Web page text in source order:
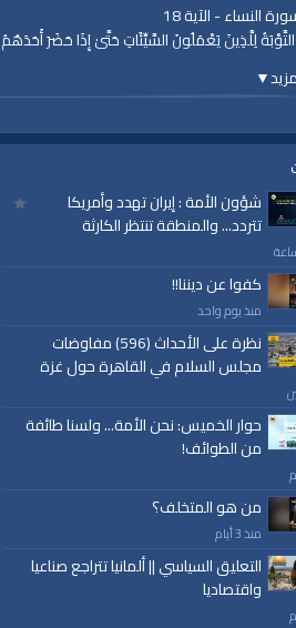
▼
النساء - الآية 18
لِلَّذِينَ يَعْمَلُونَ السَّيِّئَاتِ حَتَّىٰ إِذَا حَضَرَ أَحَدَهُمُ
مخارزة
https://youtu.be/
انحياز إلى مبدأ الأمة
alwaqiyahtube |
»دروس في التفسير
»دروس في التفسير»تفسير سورة النساء
قناة|الواقية،|انحياز|
أناشيد|دروس
شؤون الأمة : إيران تهدد وأمريكا
تتردد... والمنطقة تنتظر الكارثة
كفوا عن ديننا!!
منذ يوم واحد
نظرة على الأحداث (596) مفاوضات
مجلس السلام في القاهرة حول غزة
حوار الخميس: نحن الأمة... ولسنا طائفة
من الطوائف!
من هو المتخلف؟
منذ 3 أيام
التعليق السياسي || ألمانيا تتراجع صناعيا
واقتصاديا